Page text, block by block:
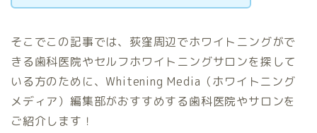
そこでこの記事では、荻窪周辺でホワイトニングがで
きる歯科医院やセルフホワイトニングサロンを探して
いる方のために、Whitening Media（ホワイトニング
メディア）編集部がおすすめする歯科医院やサロンを
ご紹介します！